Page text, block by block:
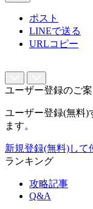
ポスト
LINEで送る
URLコピー
ユーザー登録のご
ユーザー登録(無料)
ます。
新規登録(無料)して
ランキング
攻略記事
Q&A